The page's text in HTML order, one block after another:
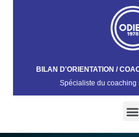
BILAN D'ORIENTATION /
Spécialiste du coaching